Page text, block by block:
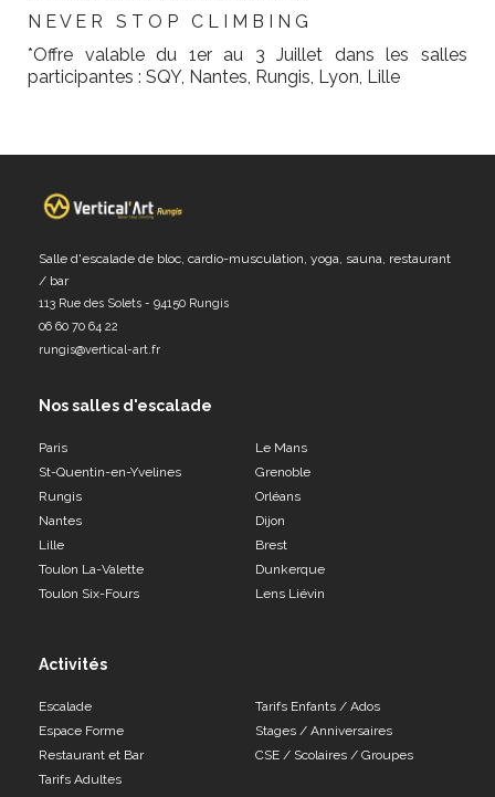
N E V E R S T O P C L I M B I N G
*Offre valable du 1er au 3 Juillet dans les salles
participantes : SQY, Nantes, Rungis, Lyon, Lille
Salle d'escalade de bloc, cardio-musculation, yoga, sauna, restaurant
/ bar
113 Rue des Solets - 94150 Rungis
06 60 70 64 22
rungis@vertical-art.fr
Nos salles d'escalade
Paris
St-Quentin-en-Yvelines
Rungis
Nantes
Lille
Toulon La-Valette
Toulon Six-Fours
Le Mans
Grenoble
Orléans
Dijon
Brest
Dunkerque
Lens Liévin
Activités
Escalade
Espace Forme
Restaurant et Bar
Tarifs Adultes
Tarifs Enfants / Ados
Stages / Anniversaires
CSE / Scolaires / Groupes